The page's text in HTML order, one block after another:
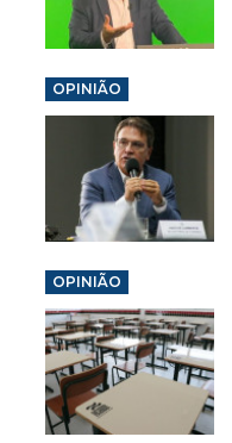
OPINIÃO
OPINIÃO